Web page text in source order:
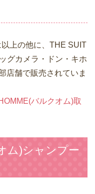
上の他に、THE SUIT
グカメラ・ドン・キホ
店舗で販売されていま
バルクオム)取
ム)シャンプー